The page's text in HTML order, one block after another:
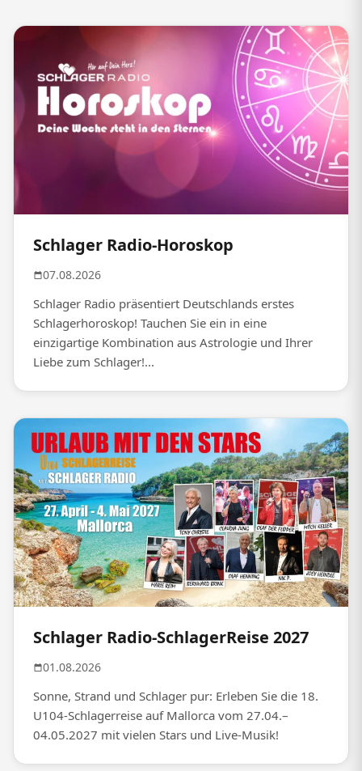
Schlager Radio-Horoskop
07.08.2026
Schlager Radio präsentiert Deutschlands erstes
Schlagerhoroskop! Tauchen Sie ein in eine
einzigartige Kombination aus Astrologie und Ihrer
Liebe zum Schlager!...
Schlager Radio-SchlagerReise 2027
01.08.2026
Sonne, Strand und Schlager pur: Erleben Sie die 18.
U104-Schlagerreise auf Mallorca vom 27.04.–
04.05.2027 mit vielen Stars und Live-Musik!